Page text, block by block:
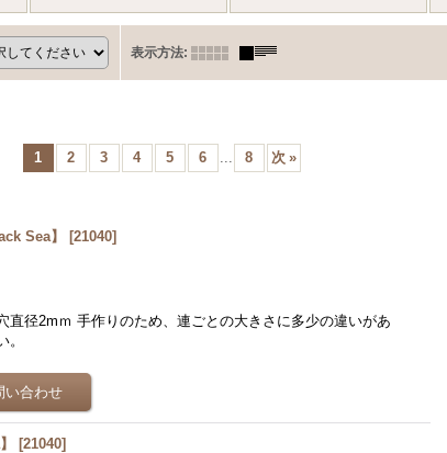
表示方法:
1 2 3 4 5 6 ... 8 次 »
Sea】 [21040]
径2mｍ 手作りのため、連ごとの大きさに多少の違いがあ
[21040]